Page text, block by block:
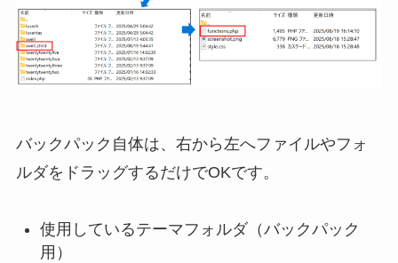
バックパック自体は、右から左へファイルやフォ
ルダをドラッグするだけでOKです。
使用しているテーマフォルダ（バックパック
用）